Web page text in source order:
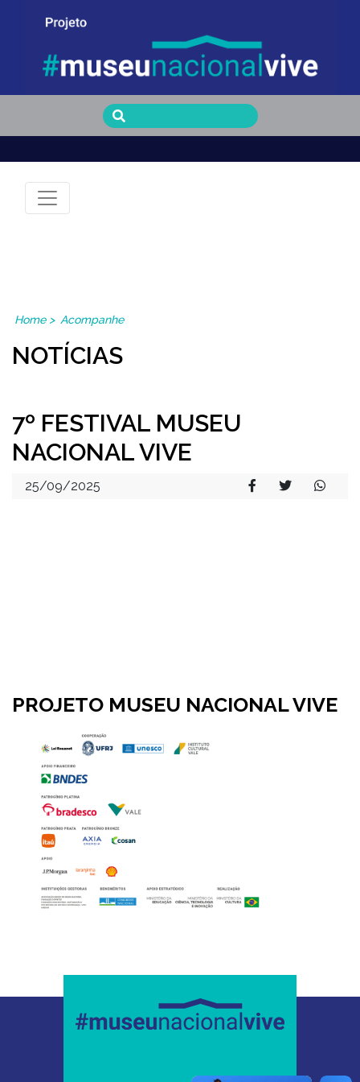
Museu Nacional Vive
Home> Acompanhe
NOTÍCIAS
7º FESTIVAL MUSEU
NACIONAL VIVE
25/09/2025
PROJETO MUSEU NACIONAL VIVE